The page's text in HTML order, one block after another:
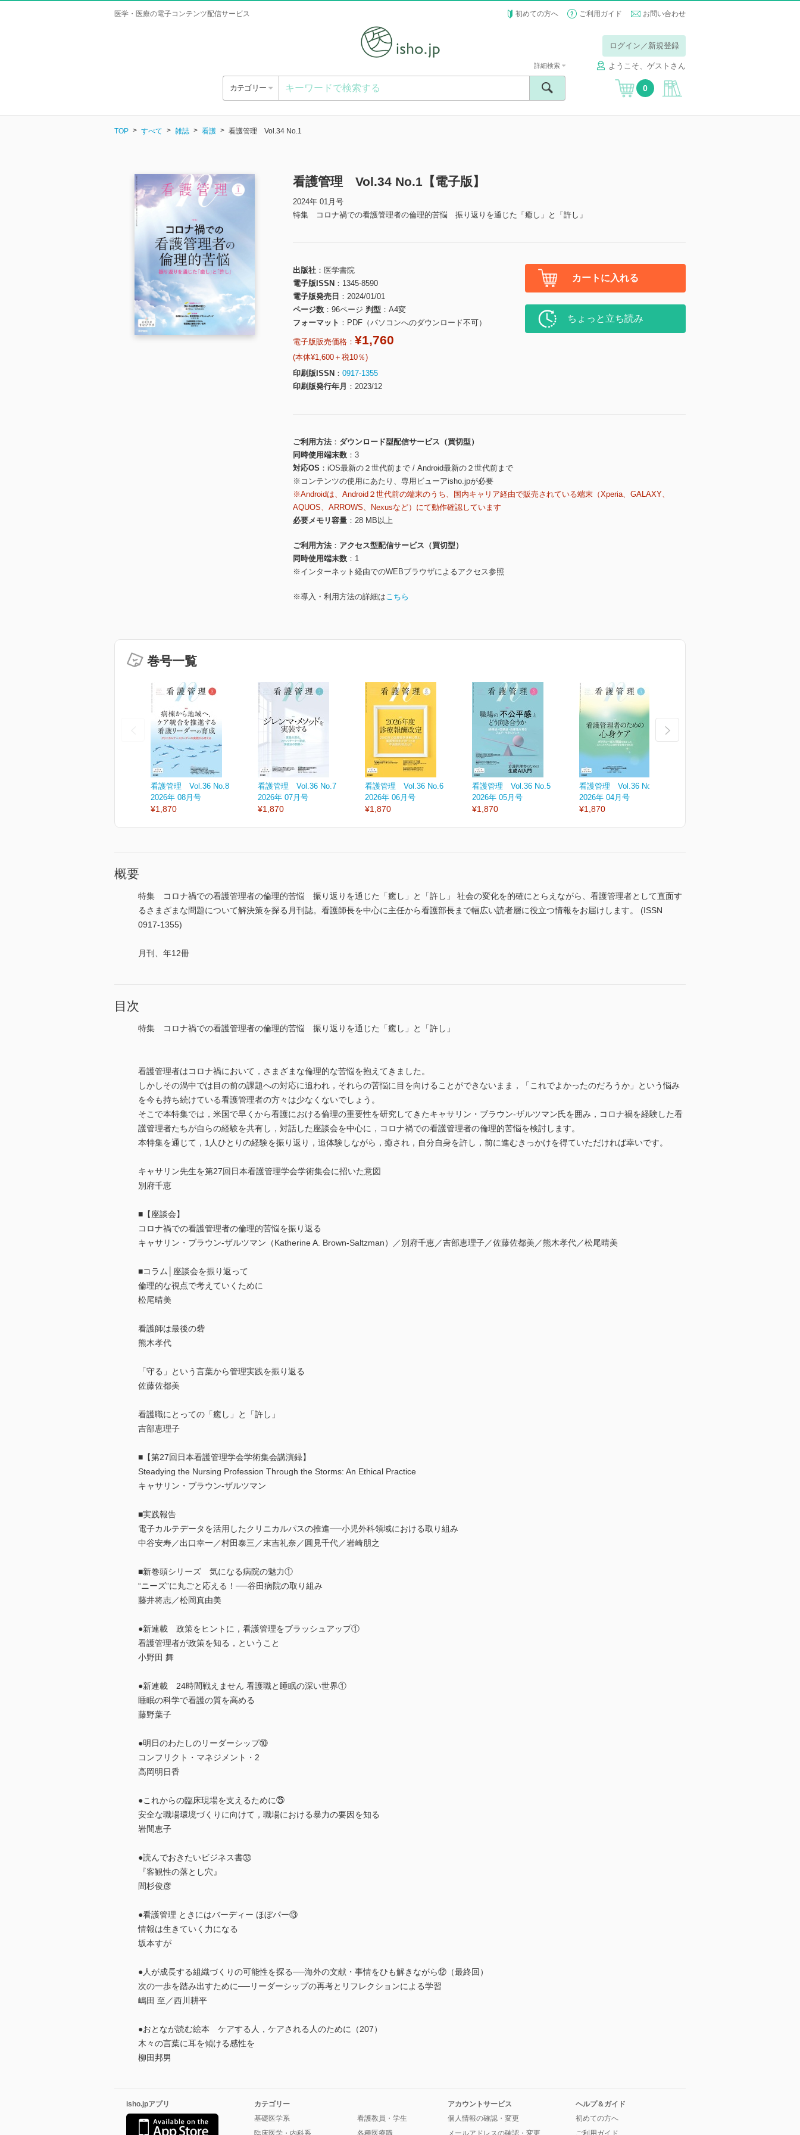
医学・医療の電子コンテンツ配信サービス 初めての方へ ご利用ガイド お問い合わせ
ログイン／新規登録
ようこそ、ゲストさん
カテゴリー
詳細検索
0
TOP すべて 雑誌 看護 看護管理 Vol.34 No.1
看護管理 Vol.34 No.1【電子版】
2024年 01月号
特集 コロナ禍での看護管理者の倫理的苦悩 振り返りを通じた「癒し」と「許し」
出版社
医学書院
電子版ISSN
1345-8590
電子版発売日
2024/01/01
ページ数
96ページ 判型
A4変
フォーマット
PDF（パソコンへのダウンロード不可）
電子版販売価格： ¥1,760
(本体¥1,600＋税10％)
印刷版ISSN
0917-1355
印刷版発行年月
2023/12
カートに入れる
ちょっと立ち読み
ご利用方法
ダウンロード型配信サービス（買切型）
同時使用端末数
3
対応OS
iOS最新の２世代前まで / Android最新の２世代前まで
※コンテンツの使用にあたり、専用ビューアisho.jpが必要
※Androidは、Android２世代前の端末のうち、国内キャリア経由で販売されている端末（Xperia、GALAXY、
AQUOS、ARROWS、Nexusなど）にて動作確認しています
必要メモリ容量
28 MB以上
ご利用方法
アクセス型配信サービス（買切型）
同時使用端末数
1
※インターネット経由でのWEBブラウザによるアクセス参照
※導入・利用方法の詳細はこちら
巻号一覧
看護管理 Vol.36 No.8
2026年 08月号
¥1,870
看護管理 Vol.36 No.7
2026年 07月号
¥1,870
看護管理 Vol.36 No.6
2026年 06月号
¥1,870
看護管理 Vol.36 No.5
2026年 05月号
¥1,870
看護管理 Vol.36 No.4
2026年 04月号
¥1,870
概要
特集 コロナ禍での看護管理者の倫理的苦悩 振り返りを通じた「癒し」と「許し」 社会の変化を的確にとらえながら、看護管理者として直面す
るさまざまな問題について解決策を探る月刊誌。看護師長を中心に主任から看護部長まで幅広い読者層に役立つ情報をお届けします。 (ISSN
0917-1355)
月刊、年12冊
目次
特集 コロナ禍での看護管理者の倫理的苦悩 振り返りを通じた「癒し」と「許し」
看護管理者はコロナ禍において，さまざまな倫理的な苦悩を抱えてきました。
しかしその渦中では目の前の課題への対応に追われ，それらの苦悩に目を向けることができないまま，「これでよかったのだろうか」という悩み
を今も持ち続けている看護管理者の方々は少なくないでしょう。
そこで本特集では，米国で早くから看護における倫理の重要性を研究してきたキャサリン・ブラウン-ザルツマン氏を囲み，コロナ禍を経験した看
護管理者たちが自らの経験を共有し，対話した座談会を中心に，コロナ禍での看護管理者の倫理的苦悩を検討します。
本特集を通じて，1人ひとりの経験を振り返り，追体験しながら，癒され，自分自身を許し，前に進むきっかけを得ていただければ幸いです。
キャサリン先生を第27回日本看護管理学会学術集会に招いた意図
別府千恵
■【座談会】
コロナ禍での看護管理者の倫理的苦悩を振り返る
キャサリン・ブラウン-ザルツマン（Katherine A. Brown-Saltzman）／別府千恵／吉部恵理子／佐藤佐都美／熊木孝代／松尾晴美
■コラム│座談会を振り返って
倫理的な視点で考えていくために
松尾晴美
看護師は最後の砦
熊木孝代
「守る」という言葉から管理実践を振り返る
佐藤佐都美
看護職にとっての「癒し」と「許し」
吉部恵理子
■【第27回日本看護管理学会学術集会講演録】
Steadying the Nursing Profession Through the Storms: An Ethical Practice
キャサリン・ブラウン-ザルツマン
■実践報告
電子カルテデータを活用したクリニカルパスの推進──小児外科領域における取り組み
中谷安寿／出口幸一／村田泰三／末吉礼奈／圓見千代／岩崎朋之
■新巻頭シリーズ 気になる病院の魅力①
“ニーズ”に丸ごと応える！──谷田病院の取り組み
藤井将志／松岡真由美
●新連載 政策をヒントに，看護管理をブラッシュアップ①
看護管理者が政策を知る，ということ
小野田 舞
●新連載 24時間戦えません 看護職と睡眠の深い世界①
睡眠の科学で看護の質を高める
藤野葉子
●明日のわたしのリーダーシップ⑩
コンフリクト・マネジメント・2
高岡明日香
●これからの臨床現場を支えるために㉕
安全な職場環境づくりに向けて，職場における暴力の要因を知る
岩間恵子
●読んでおきたいビジネス書㉝
『客観性の落とし穴』
間杉俊彦
●看護管理 ときにはバーディー ほぼパー⑬
情報は生きていく力になる
坂本すが
●人が成長する組織づくりの可能性を探る──海外の文献・事情をひも解きながら⑫（最終回）
次の一歩を踏み出すために──リーダーシップの再考とリフレクションによる学習
嶋田 至／西川耕平
●おとなが読む絵本 ケアする人，ケアされる人のために（207）
木々の言葉に耳を傾ける感性を
柳田邦男
isho.jpアプリ
カテゴリー
基礎医学系
看護教員・学生
アカウントサービス
個人情報の確認・変更
ヘルプ＆ガイド
初めての方へ